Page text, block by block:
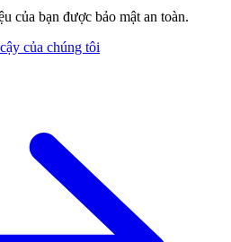
của bạn được bảo mật an toàn.
của chúng tôi